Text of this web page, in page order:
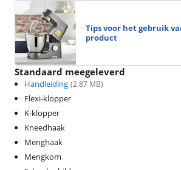
Tips voor het gebruik
product
Standaard meegeleverd
Handleiding (2.87 MB)
Flexi-klopper
K-klopper
Kneedhaak
Menghaak
Mengkom